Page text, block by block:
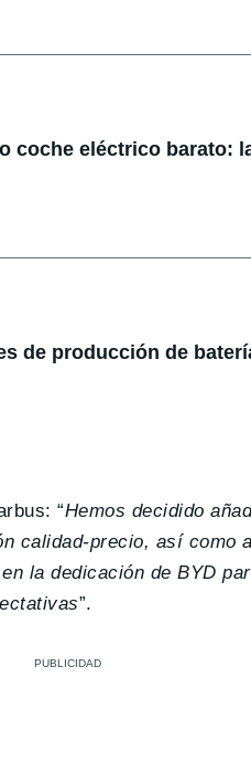
coche eléctrico barato:
de producción de
“Hemos decidido
calidad-precio, así como
la dedicación de BYD
”.